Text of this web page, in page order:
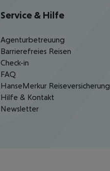
Service & Hilfe
Agenturbetreuung
Barrierefreies Reisen
Check-in
FAQ
HanseMerkur Reiseversicherung
Hilfe & Kontakt
Newsletter